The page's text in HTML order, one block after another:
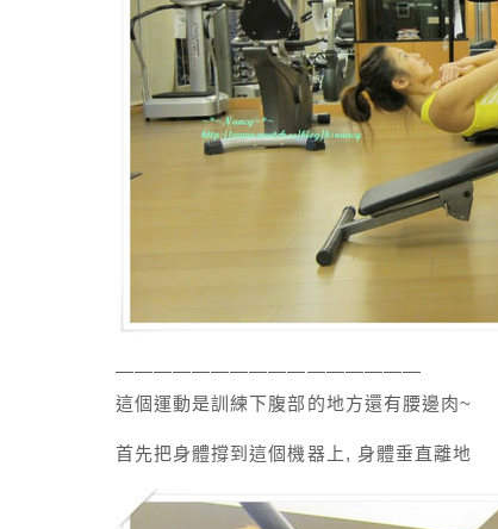
————————————————
這個運動是訓練下腹部的地方還有腰邊肉~
首先把身體撐到這個機器上, 身體垂直離地